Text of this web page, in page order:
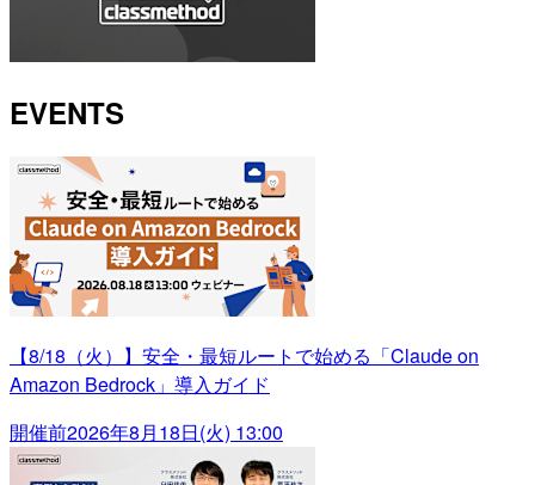
EVENTS
【8/18（火）】安全・最短ルートで始める「Claude on
Amazon Bedrock」導入ガイド
開催前2026年8月18日(火) 13:00